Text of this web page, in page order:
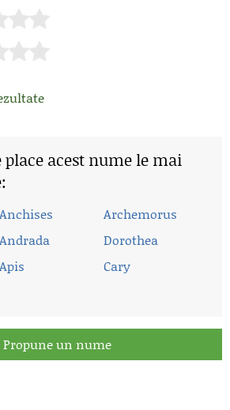
place acest nume le mai
Anchises
Archemorus
Andrada
Dorothea
Apis
Cary
Propune un nume